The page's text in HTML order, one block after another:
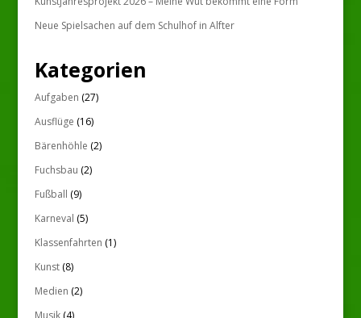
Neue Spielsachen auf dem Schulhof in Alfter
Kategorien
Aufgaben (27)
Ausflüge (16)
Bärenhöhle (2)
Fuchsbau (2)
Fußball (9)
Karneval (5)
Klassenfahrten (1)
Kunst(8)
Medien (2)
Musik(4)